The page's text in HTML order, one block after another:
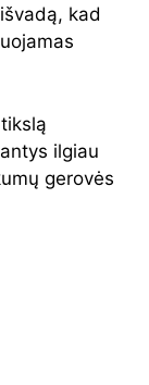
kad
ilgiau
gerovės